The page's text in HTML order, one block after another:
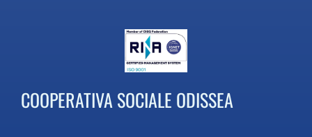
COOPERATIVA SOCIALE ODISSEA